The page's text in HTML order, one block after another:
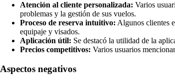
Atención al cliente personalizada: Varios
problemas y la gestión de sus vuelos.
Proceso de reserva intuitivo: Algunos clientes
equipaje y visados.
Aplicación útil: Se destacó la utilidad de la
Precios competitivos: Varios usuarios
Aspectos negativos